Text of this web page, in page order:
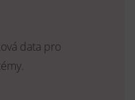
data pro